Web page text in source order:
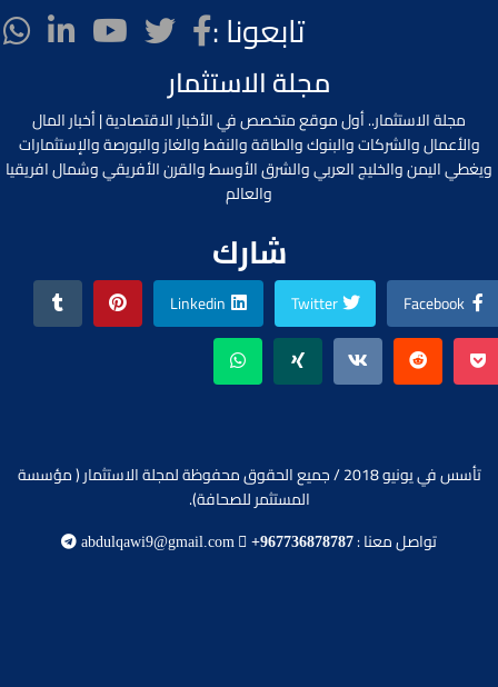
تابعونا :
مجلة الاستثمار
مجلة الاستثمار.. أول موقع متخصص في الأخبار الاقتصادية | أخبار المال
والأعمال والشركات والبنوك والطاقة والنفط والغاز والبورصة والإستثمارات
ويغطي اليمن والخليج العربي والشرق الأوسط والقرن الأفريقي وشمال افريقيا
والعالم
شارك
Facebook
Twitter
Linkedin
تأسس في يونيو 2018 / جميع الحقوق محفوظة لمجلة الاستثمار ( مؤسسة
المستثمر للصحافة).
تواصل معنا : +967736878787
abdulqawi9@gmail.com